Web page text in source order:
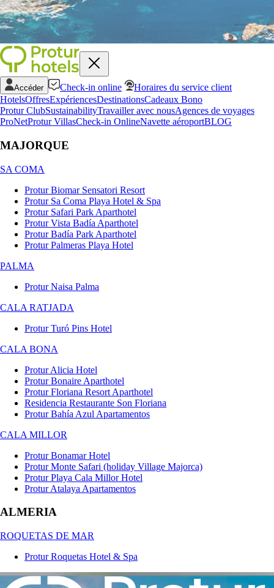
Accéder Check-in online
Horaires du service client
HotelsOffresExpériencesDestinationsCadeaux Bono
Protur ClubSustainabilityTravailler avec nousAgences de voyages
ProNetProtur VillasCheck-in OnlineNavette aéroportBLOG
MAJORQUE
SA COMA
Protur Biomar Sensatori Resort
Protur Sa Coma Playa Hotel & Spa
Protur Safari Park Aparthotel
Protur Vista Badía Aparthotel
Protur Badía Park Aparthotel
Protur Palmeras Playa Hotel
PALMA
Protur Naisa Palma
CALA RATJADA
Protur Turó Pins Hotel
CALA BONA
Protur Alicia Hotel
Protur Bonaire Aparthotel
Protur Floriana Resort Aparthotel
Residencia Restaurante Son Floriana
Protur Bahía Azul Apartamentos
CALA MILLOR
Protur Bonamar Hotel
Protur Monte Safari (holiday Village Majorca)
Protur Playa Cala Millor Hotel
Protur Atalaya Apartamentos
ALMERIA
ROQUETAS DE MAR
Protur Roquetas Hotel & Spa